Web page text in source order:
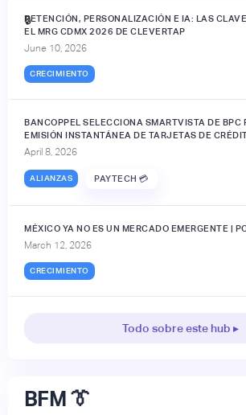
RETENCIÓN, PERSONALIZACIÓN E IA: LAS
EL MRG CDMX 2026 DE CLEVERTAP
June 10, 2026
CRECIMIENTO
🔒
BANCOPPEL SELECCIONA SMARTVISTA DE BPC
EMISIÓN INSTANTÁNEA DE TARJETAS DE
April 8, 2026
ALIANZAS PAYTECH 💳
MÉXICO YA NO ES UN MERCADO EMERGENTE |
March 12, 2026
CRECIMIENTO
Todo sobre este hub ▸
BFM 👔